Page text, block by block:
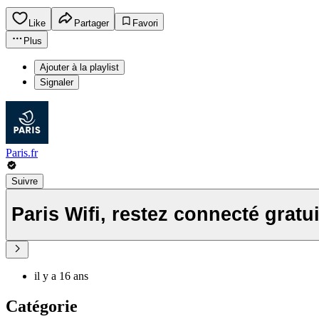
Like Partager
Favori
Plus
Ajouter à la playlist
Signaler
Paris.fr
Suivre
Paris Wifi, restez connecté
il y a 16 ans
Catégorie